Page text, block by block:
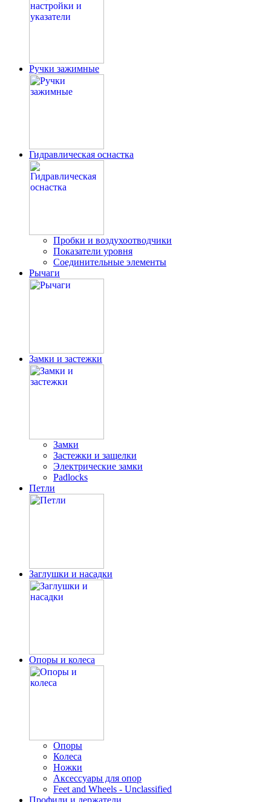
Ручки зажимные
Гидравлическая оснастка
Пробки и воздухоотводчики
Показатели уровня
Соединительные элементы
Рычаги
Замки и застежки
Замки
Застежки и защелки
Электрические замки
Padlocks
Петли
Заглушки и насадки
Опоры и колеса
Опоры
Колеса
Ножки
Аксессуары для опор
Feet and Wheels - Unclassified
Профили и держатели